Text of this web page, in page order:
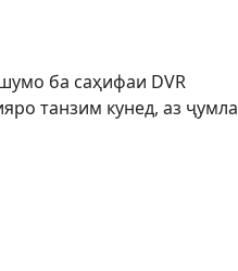
ба саҳифаи DVR
танзим кунед, аз ҷумла